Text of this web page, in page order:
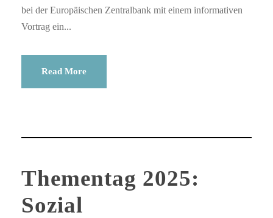
bei der Europäischen Zentralbank mit einem informativen
Vortrag ein...
Read More
Thementag 2025:
Sozial